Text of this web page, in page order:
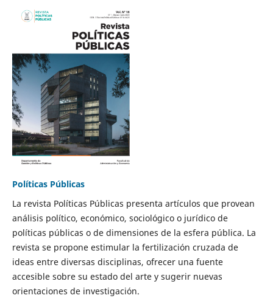
Políticas Públicas
La revista Políticas Públicas presenta artículos que provean
análisis político, económico, sociológico o jurídico de
políticas públicas o de dimensiones de la esfera pública. La
revista se propone estimular la fertilización cruzada de
ideas entre diversas disciplinas, ofrecer una fuente
accesible sobre su estado del arte y sugerir nuevas
orientaciones de investigación.